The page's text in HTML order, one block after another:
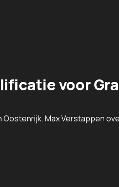
voor
Oostenrijk. Max Verstappen